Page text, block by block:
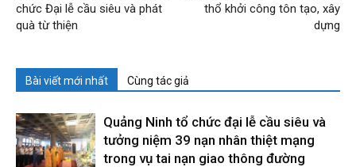
chức Đại lễ cầu siêu và phát
quà từ thiện
thổ khởi công tôn tạo, xây
dựng
Bài viết mới nhất Cùng tác giả
Quảng Ninh tổ chức đại lễ cầu siêu và
tưởng niệm 39 nạn nhân thiệt mạng
trong vụ tai nạn giao thông đường